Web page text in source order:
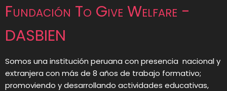
Fundación To Give Welfare -
DASBIEN
Somos una institución peruana con presencia nacional y
extranjera con más de 8 años de trabajo formativo;
promoviendo y desarrollando actividades educativas,